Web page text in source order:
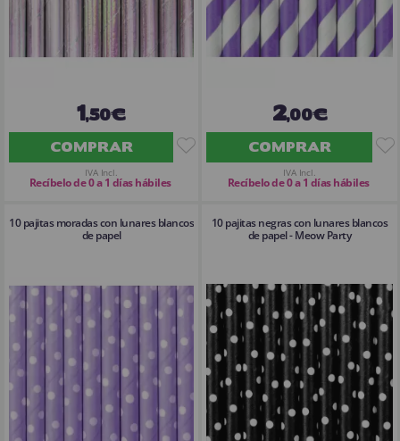
1,50€
COMPRAR
IVA Incl.
Recíbelo de 0 a 1 días hábiles
2,00€
COMPRAR
IVA Incl.
Recíbelo de 0 a 1 días hábiles
10 pajitas moradas con lunares blancos
de papel
10 pajitas negras con lunares blancos
de papel - Meow Party